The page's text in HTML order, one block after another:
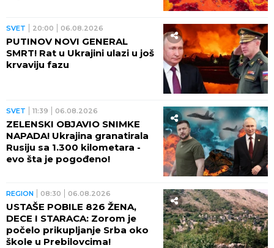
SVET 20:00 06.08.2026
PUTINOV NOVI GENERAL
SMRT! Rat u Ukrajini ulazi u još
krvaviju fazu
SVET 11:39 06.08.2026
ZELENSKI OBJAVIO SNIMKE
NAPADA! Ukrajina granatirala
Rusiju sa 1.300 kilometara -
evo šta je pogođeno!
REGION 08:30 06.08.2026
USTAŠE POBILE 826 ŽENA,
DECE I STARACA: Zorom je
počelo prikupljanje Srba oko
škole u Prebilovcima!